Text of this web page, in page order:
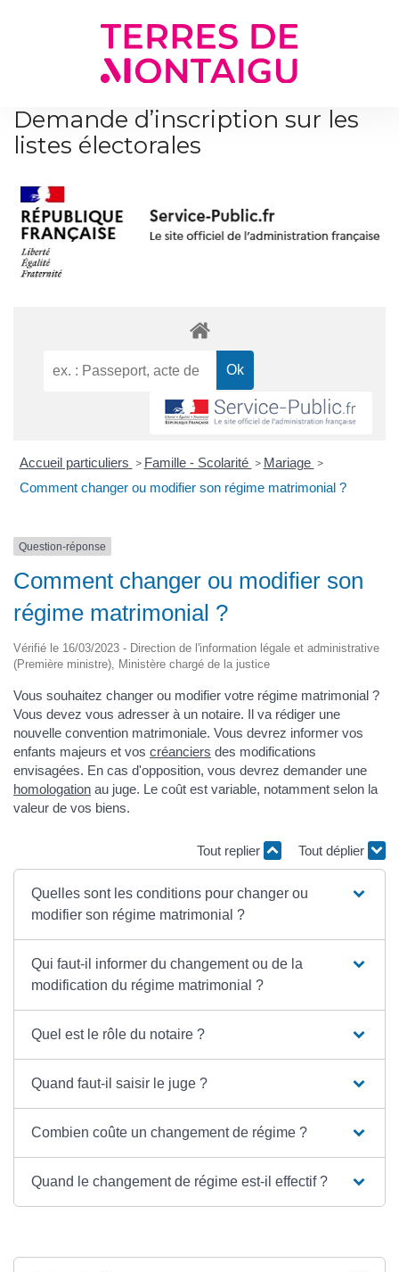
Demande d’inscription sur les
listes électorales
Accueil particuliers > Famille - Scolarité > Mariage >
Comment changer ou modifier son régime matrimonial ?
Question-réponse
Comment changer ou modifier son
régime matrimonial ?
Vérifié le 16/03/2023 - Direction de l'information légale et administrative
(Première ministre), Ministère chargé de la justice
Vous souhaitez changer ou modifier votre régime matrimonial ?
Vous devez vous adresser à un notaire. Il va rédiger une
nouvelle convention matrimoniale. Vous devrez informer vos
enfants majeurs et vos créanciers des modifications
envisagées. En cas d'opposition, vous devrez demander une
homologation au juge. Le coût est variable, notamment selon la
valeur de vos biens.
Tout replier Tout déplier
Quelles sont les conditions pour changer ou
modifier son régime matrimonial ?
Qui faut-il informer du changement ou de la
modification du régime matrimonial ?
Quel est le rôle du notaire ?
Quand faut-il saisir le juge ?
Combien coûte un changement de régime ?
Quand le changement de régime est-il effectif ?